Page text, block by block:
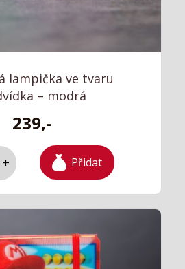
lampička ve tvaru
– modrá
239,-
+ Přidat